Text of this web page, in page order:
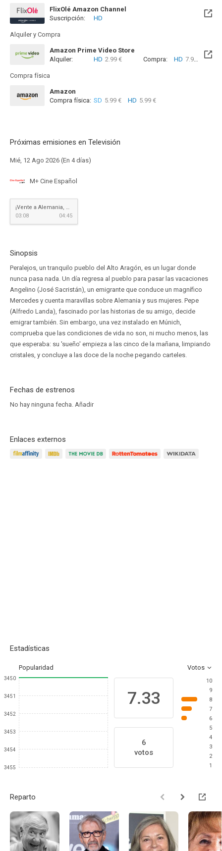
FlixOlé Amazon Channel
Suscripción:
HD
Alquiler y Compra
Amazon Prime Video Store
Alquiler:
HD 2.99 € Compra: HD 7.99 €
Compra física
Amazon
Compra física: SD 5.99 € HD 5.99 €
Próximas emisiones en Televisión
Mié, 12 Ago 2026 (En 4 días)
M+ Cine Español
¡Vente a Alemania, Pepe!
03:08
04:45
Sinopsis
Peralejos, un tranquilo pueblo del Alto Aragón, es un lugar donde
nunca pasa nada. Un día regresa al pueblo para pasar las vacaciones
Angelino (José Sacristán), un emigrante que conduce un magnífico
Mercedes y cuenta maravillas sobre Alemania y sus mujeres. Pepe
(Alfredo Landa), fascinado por las historias de su amigo, decide
emigrar también. Sin embargo, una vez instalado en Múnich,
comprueba que las condiciones de vida no son, ni mucho menos, las
que esperaba: su 'sueño' empieza a las cinco de la mañana, limpiando
cristales, y concluye a las doce de la noche pegando carteles.
Fechas de estrenos
No hay ninguna fecha. Añadir
Enlaces externos
Estadísticas
Popularidad Votos
3450
3451
3452
3453
3454
3455
7.33
6
votos
10
9
8
7
6
5
4
3
2
1
Reparto